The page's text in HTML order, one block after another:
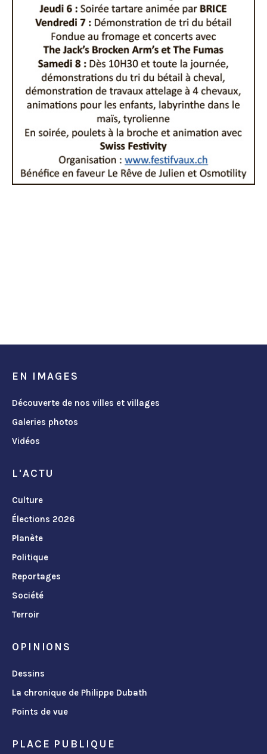
EN IMAGES
Découverte de nos villes et villages
Galeries photos
Vidéos
L'ACTU
Culture
Élections 2026
Planète
Politique
Reportages
Société
Terroir
OPINIONS
Dessins
La chronique de Philippe Dubath
Points de vue
PLACE PUBLIQUE